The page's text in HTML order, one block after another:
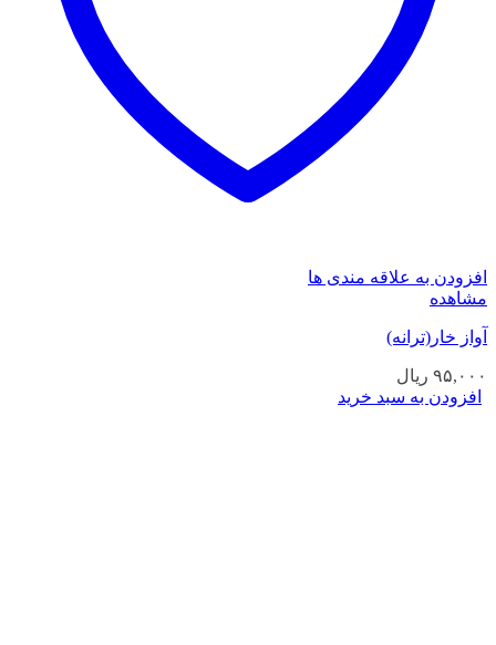
افزودن به علاقه مندی ها
مشاهده
آواز خار(ترانه)
۹۵,۰۰۰ ریال
افزودن به سبد خرید